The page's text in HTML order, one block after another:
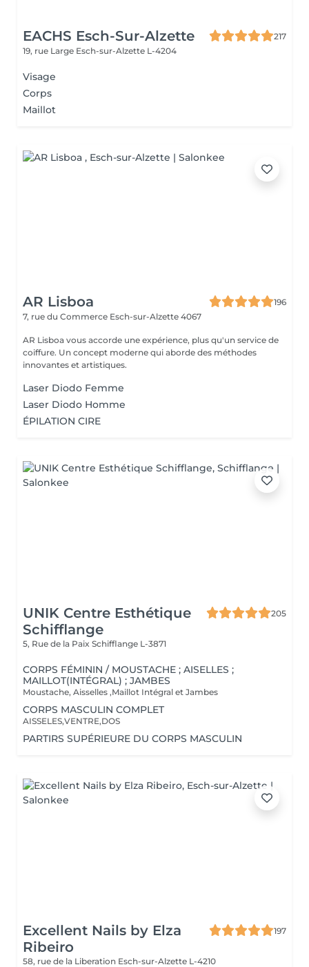
EACHS Esch-Sur-Alzette
217
19, rue Large Esch-sur-Alzette L-4204
Visage
Corps
Maillot
AR Lisboa
196
7, rue du Commerce Esch-sur-Alzette 4067
AR Lisboa vous accorde une expérience, plus qu'un service de
coiffure. Un concept moderne qui aborde des méthodes
innovantes et artistiques.
Laser Diodo Femme
Laser Diodo Homme
ÉPILATION CIRE
UNIK Centre Esthétique
Schifflange
205
5, Rue de la Paix Schifflange L-3871
CORPS FÉMININ / MOUSTACHE ; AISELLES ;
MAILLOT(INTÉGRAL) ; JAMBES
Moustache, Aisselles ,Maillot Intégral et Jambes
CORPS MASCULIN COMPLET
AISSELES,VENTRE,DOS
PARTIRS SUPÉRIEURE DU CORPS MASCULIN
Excellent Nails by Elza
Ribeiro
197
58, rue de la Liberation Esch-sur-Alzette L-4210